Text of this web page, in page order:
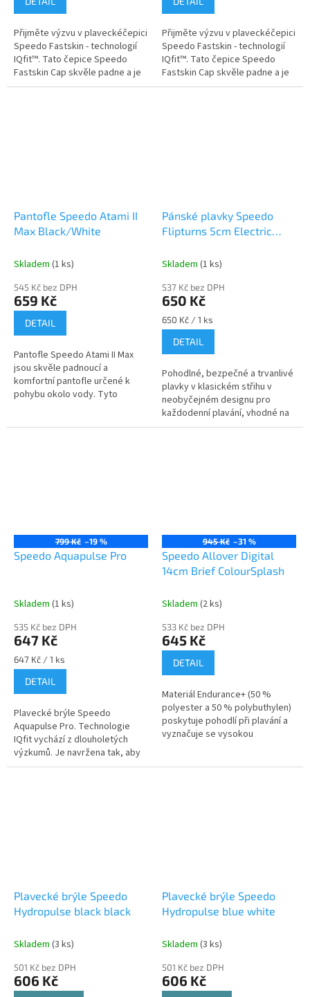
Přijměte výzvu v plaveckéčepici
Speedo Fastskin - technologií
IQfit™. Tato čepice Speedo
Fastskin Cap skvěle padne a je
navržena tak, aby ve vodě
Přijměte výzvu v plaveckéčepici
Speedo Fastskin - technologií
IQfit™. Tato čepice Speedo
Fastskin Cap skvěle padne a je
navržena tak, aby ve vodě
Pantofle Speedo Atami II
Max Black/White
Skladem (1 ks)
545 Kč bez DPH
659 Kč
DETAIL
Pantofle Speedo Atami II Max
jsou skvěle padnoucí a
komfortní pantofle určené k
pohybu okolo vody. Tyto
Pánské plavky Speedo
Flipturns 5cm Electric
Skladem (1 ks)
537 Kč bez DPH
650 Kč
Měrná
cena:
650 Kč / 1 ks
DETAIL
Pohodlné, bezpečné a trvanlivé
plavky v klasickém střihu v
neobyčejném designu pro
každodenní plavání, vhodné na
trénink.
799 Kč –19 %
Speedo Aquapulse Pro
Skladem (1 ks)
535 Kč bez DPH
647 Kč
Měrná
cena:
647 Kč / 1 ks
DETAIL
Plavecké brýle Speedo
Aquapulse Pro. Technologie
IQfit vychází z dlouholetých
výzkumů. Je navržena tak, aby
se brýle dokonale přizpůsobili
945 Kč –31 %
Speedo Allover Digital
14cm Brief ColourSplash
Skladem (2 ks)
533 Kč bez DPH
645 Kč
DETAIL
Materiál Endurance+ (50 %
polyester a 50 % polybuthylen)
poskytuje pohodlí při plavání a
vyznačuje se vysokou
Plavecké brýle Speedo
Hydropulse black black
Skladem (3 ks)
501 Kč bez DPH
606 Kč
Plavecké brýle Speedo
Hydropulse blue white
Skladem (3 ks)
501 Kč bez DPH
606 Kč
Send
Powered by chaterimo